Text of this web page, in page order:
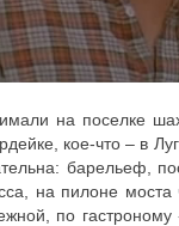
на поселке
кое-что – в
барельеф,
на пилоне моста
по